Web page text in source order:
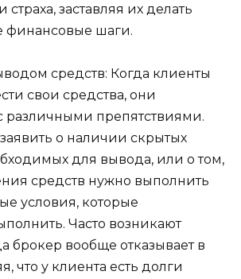
страха, заставляя их делать
финансовые шаги.
средств: Когда клиенты
свои средства, они
различными препятствиями.
о наличии скрытых
для вывода, или о том,
средств нужно выполнить
условия, которые
Часто возникают
брокер вообще отказывает в
что у клиента есть долги